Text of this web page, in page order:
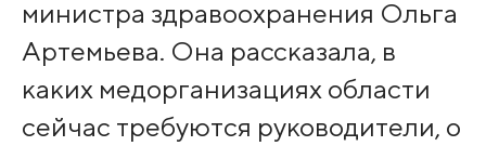
министра здравоохранения Ольга
Артемьева. Она рассказала, в
каких медорганизациях области
сейчас требуются руководители, о